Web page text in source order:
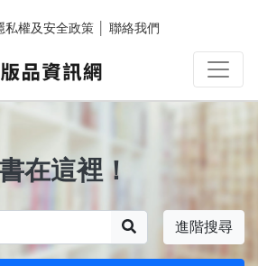
私權及安全政策 聯絡我們
在這裡！
進階搜尋